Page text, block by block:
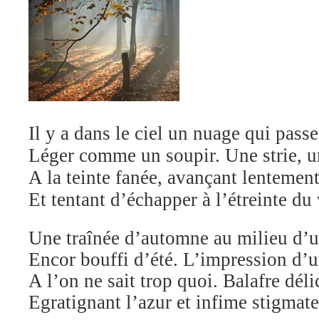
Il y a dans le ciel un nuage qui
Léger comme un soupir. Une strie,
A la teinte fanée, avançant lentement
Et tentant d’échapper à l’étreinte du
Une traînée d’automne au milieu
Encor bouffi d’été. L’impression
A l’on ne sait trop quoi. Balafre
Egratignant l’azur et infime stigmate